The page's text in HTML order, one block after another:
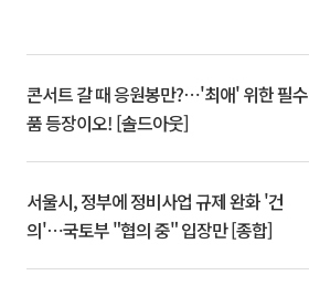
콘서트 갈 때 응원봉만?⋯'최애' 위한 필수
품 등장이오! [솔드아웃]
서울시, 정부에 정비사업 규제 완화 '건
의'⋯국토부 "협의 중" 입장만 [종합]